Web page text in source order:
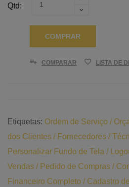
Qtd:
COMPRAR
COMPARAR LISTA DE
Etiquetas: Ordem de Serviço /
dos Clientes / Fornecedores /
Personalizar Fundo de Tela /
Vendas / Pedido de Compras /
Financeiro Completo / Cadastro